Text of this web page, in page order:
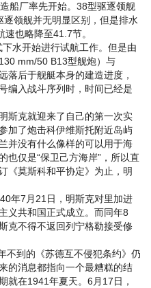
厂率先开始。38型驱逐领舰
领舰并无明显区别，但是排水
也略降至41.7节。
水开始进行试航工作。但是由
mm/50 B13型舰炮）与
落后于舰艇本身的建造进度，
编入战斗序列时，时间已经是
克就迎来了自己的第一次实
加了炮击科伊维斯托附近岛屿
并没有什么像样的可以用于海
也仅是“保卫己方海岸”，所以直
《莫斯科和平协定》为止，明
7月21日，明斯克对里加进
义共和国正式成立。而同年8
克不得不返回列宁格勒接受修
到的《苏德互不侵犯条约》仍
的消息都指向一个最糟糕的结
就在1941年夏天。6月17日，